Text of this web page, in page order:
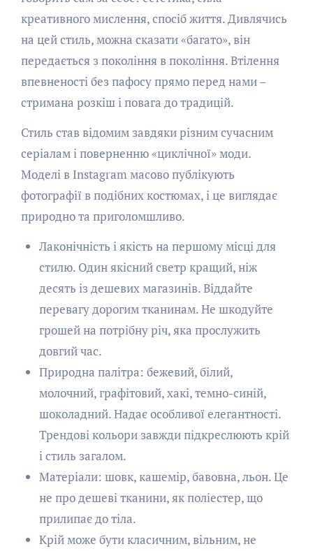
креативного мислення, спосіб життя. Дивлячись
на цей стиль, можна сказати «багато», він
передається з покоління в покоління. Втілення
впевненості без пафосу прямо перед нами –
стримана розкіш і повага до традицій.
Стиль став відомим завдяки різним сучасним
серіалам і поверненню «циклічної» моди.
Моделі в Instagram масово публікують
фотографії в подібних костюмах, і це виглядає
природно та приголомшливо.
Лаконічність і якість на першому місці для
стилю. Один якісний светр кращий, ніж
десять із дешевих магазинів. Віддайте
перевагу дорогим тканинам. Не шкодуйте
грошей на потрібну річ, яка прослужить
довгий час.
Природна палітра: бежевий, білий,
молочний, графітовий, хакі, темно-синій,
шоколадний. Надає особливої елегантності.
Трендові кольори завжди підкреслюють крій
і стиль загалом.
Матеріали: шовк, кашемір, бавовна, льон. Це
не про дешеві тканини, як поліестер, що
прилипає до тіла.
Крій може бути класичним, вільним, не